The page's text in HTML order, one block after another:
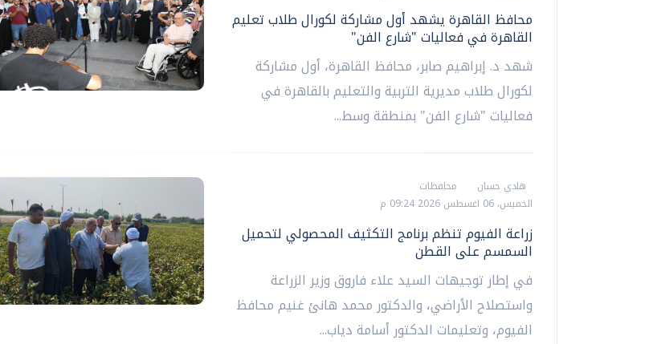
محافظ القاهرة يشهد أول مشاركة لكورال طلاب تعليم
القاهرة في فعاليات "شارع الفن"
شهد د. إبراهيم صابر، محافظ القاهرة، أول مشاركة
لكورال طلاب مديرية التربية والتعليم بالقاهرة في
فعاليات "شارع الفن" بمنطقة وسط...
هادي حسان
محافظات
الخميس، 06 اغسطس 2026 09:24 م
زراعة الفيوم تنظم برنامج التكثيف المحصولي لتحميل
السمسم على القطن
في إطار توجيهات السيد علاء فاروق وزير الزراعة
واستصلاح الأراضي، والدكتور محمد هانئ غنيم محافظ
الفيوم، وتعليمات الدكتور أسامة دياب...